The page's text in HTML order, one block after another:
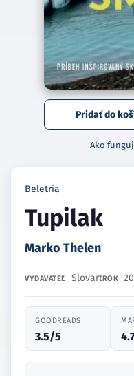
Pridať do
Ako
Beletria
Tupilak
Marko Thelen
VYDAVATEĽ SlovartROK
GOODREADS
3.5/5